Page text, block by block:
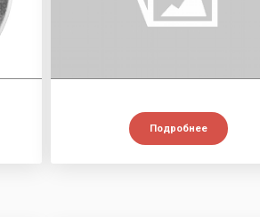
Подробнее